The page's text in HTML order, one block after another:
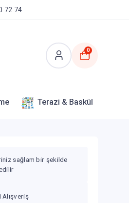
72 74
0
Terazi & Baskül
sağlam bir şekilde
Alışveriş